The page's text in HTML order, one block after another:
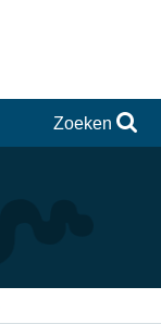
Zoeken